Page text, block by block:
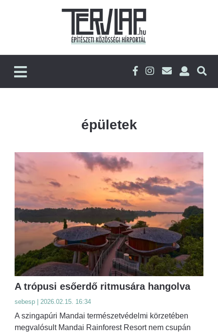
épületek
A trópusi esőerdő ritmusára hangolva
sebesp | 2026.02.15. 16:34
A szingapúri Mandai természetvédelmi körzetében
megvalósult Mandai Rainforest Resort nem csupán